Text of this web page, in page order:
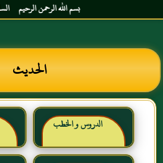
بسم الله الرحمن الرحيم
الحديث
الدروس و الخطب